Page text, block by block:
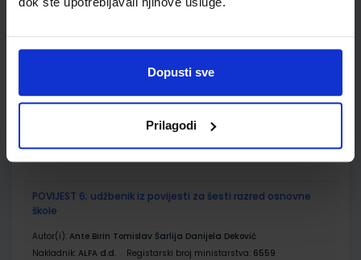
Dopusti sve
Prilagodi
Nakladnik:ŠKOLSKA KNJIGA d.d. Registarski broj ministarstva:7018-
DOM
CIJENA:13,60 €
Udžbenik Omot
POVIJEST 6; udžbenik iz povijesti za šesti razred osnovne
škole
Autor(i): Ante Birin Tomislav Šarlija Danijela Deković
Nakladnik: ALFA d.d. Registarski broj ministarstva: 6559